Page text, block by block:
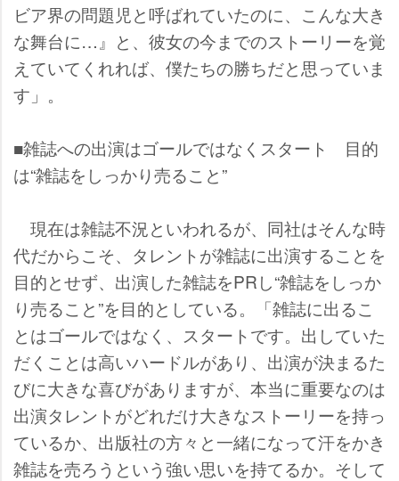
ビア界の問題児と呼ばれていたのに、こんな大き
な舞台に…』と、彼女の今までのストーリーを覚
えていてくれれば、僕たちの勝ちだと思っていま
す」。
■雑誌への出演はゴールではなくスタート 目的
は“雑誌をしっかり売ること”
現在は雑誌不況といわれるが、同社はそんな時
代だからこそ、タレントが雑誌に出演することを
目的とせず、出演した雑誌をPRし“雑誌をしっか
り売ること”を目的としている。「雑誌に出るこ
とはゴールではなく、スタートです。出していた
だくことは高いハードルがあり、出演が決まるた
びに大きな喜びがありますが、本当に重要なのは
出演タレントがどれだけ大きなストーリーを持っ
ているか、出版社の方々と一緒になって汗をかき
雑誌を売ろうという強い思いを持てるか。そして